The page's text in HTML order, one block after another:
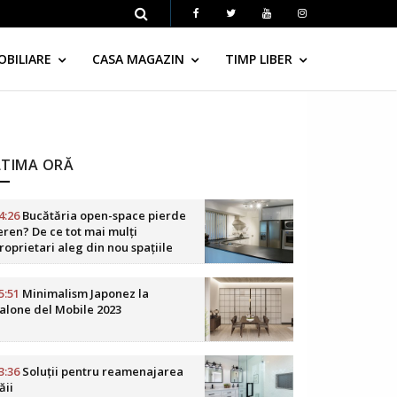
CASA MAGAZIN TIMP LIBER
ORĂ
Bucătăria open-space pierde
De ce tot mai mulți
aleg din nou spațiile
Minimalism Japonez la
del Mobile 2023
Soluții pentru reamenajarea